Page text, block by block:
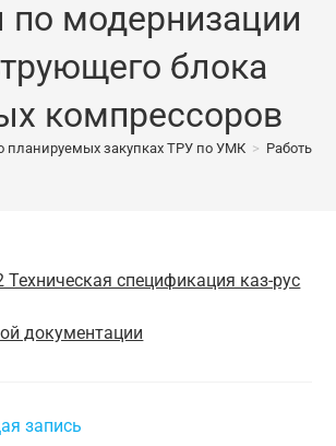
по модернизации
блока
компрессоров
планируемых закупках ТРУ по УМК > Работы
спецификация каз-рус
документации
запись